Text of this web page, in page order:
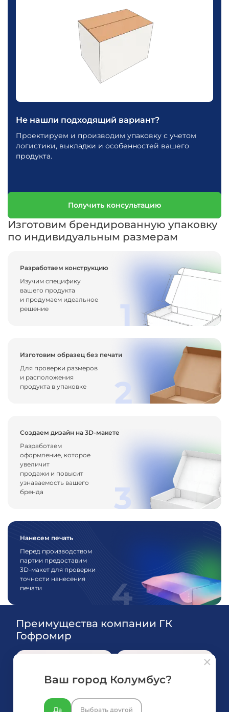
Не нашли подходящий вариант?
Проектируем и производим упаковку с учетом
логистики, выкладки и особенностей вашего
продукта.
Получить консультацию
Изготовим брендированную упаковку
по индивидуальным размерам
1
Разработаем конструкцию
Изучим специфику
вашего продукта
и продумаем идеальное
решение
2
Изготовим образец без печати
Для проверки размеров
и расположения
продукта в упаковке
3
Создаем дизайн на 3D-макете
Разработаем
оформление, которое
увеличит
продажи и повысит
узнаваемость вашего
бренда
4
Нанесем печать
Перед производством
партии предоставим
3D-макет для проверки
точности нанесения
печати
Преимущества компании ГК
Гофромир
25+ лет опыта в
Ваш город Колумбус?
Да Выбрать другой